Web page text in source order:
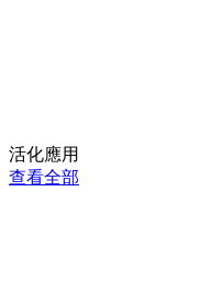
活化應用
查看全部